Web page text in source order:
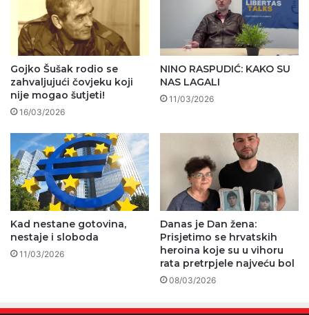
Gojko Šušak rodio se
zahvaljujući čovjeku koji
nije mogao šutjeti!
16/03/2026
NINO RASPUDIĆ: KAKO SU
NAS LAGALI
11/03/2026
Kad nestane gotovina,
nestaje i sloboda
11/03/2026
Danas je Dan žena:
Prisjetimo se hrvatskih
heroina koje su u vihoru
rata pretrpjele najveću bol
08/03/2026